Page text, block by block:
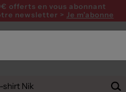
offerts en vous abonnant
newsletter > Je m'abonne